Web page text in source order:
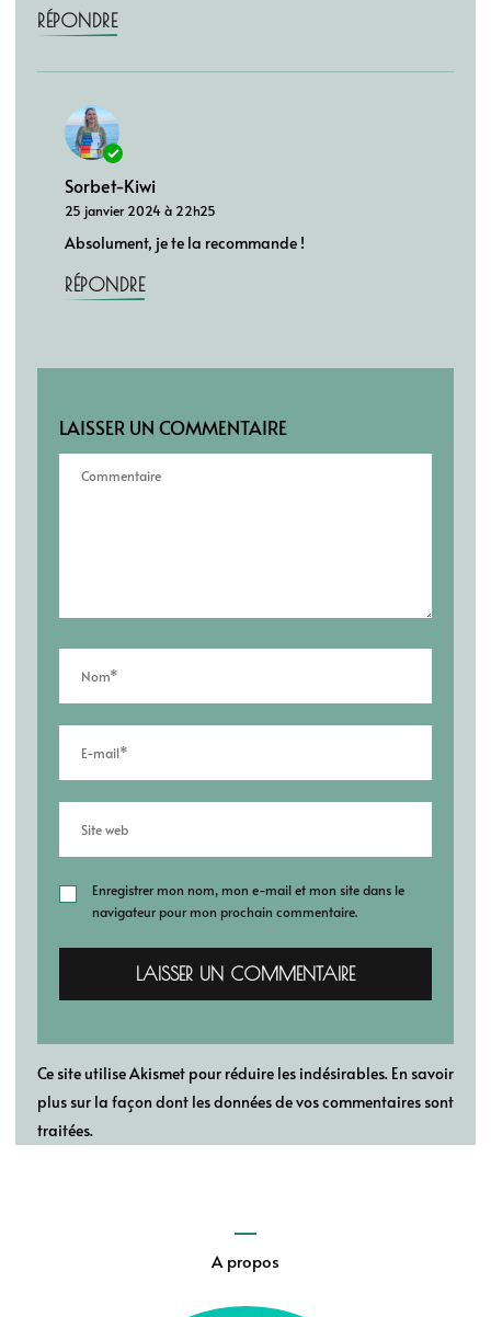
RÉPONDRE
Sorbet-Kiwi
25 janvier 2024 à 22h25
Absolument, je te la recommande !
RÉPONDRE
LAISSER UN COMMENTAIRE
Enregistrer mon nom, mon e-mail et mon site dans le
navigateur pour mon prochain commentaire.
Ce site utilise Akismet pour réduire les indésirables. En savoir
plus sur la façon dont les données de vos commentaires sont
traitées.
A propos